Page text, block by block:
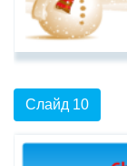
Слайд 10